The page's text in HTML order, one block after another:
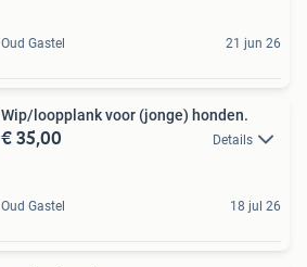
Oud Gastel 21 jun 26
Wip/loopplank voor (jonge) honden.
€ 35,00 Details
Oud Gastel 18 jul 26